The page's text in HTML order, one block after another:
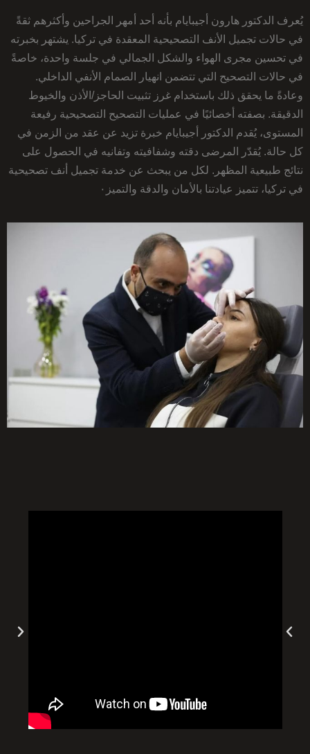
يُعرف الدكتور هارون أجيبايام بأنه أحد أمهر الجراحين وأكثرهم ثقةً
في حالات تجميل الأنف التصحيحية المعقدة في تركيا. يشتهر بخبرته
في تحسين مجرى الهواء والشكل الجمالي في جلسة واحدة، خاصةً
في حالات التصحيح التي تتضمن انهيار الصمام الأنفي الداخلي.
وعادةً ما يحقق ذلك باستخدام غرز تثبيت الحاجز/الأذن والخيوط
الدقيقة. بصفته أخصائيًا في عمليات التصحيح التصحيحية رفيعة
المستوى، يُقدم الدكتور أجيبايام خبرة تزيد عن عقد من الزمن في
كل حالة. يُقدّر المرضى دقته وشفافيته وتفانيه في الحصول على
نتائج طبيعية المظهر. لكل من يبحث عن خدمة تجميل أنف تصحيحية
في تركيا، تتميز عيادتنا بالأمان والدقة والتميز٠